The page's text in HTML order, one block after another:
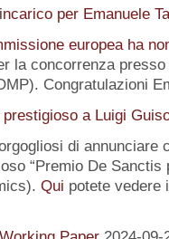
per Emanuele
europea ha
la concorrenza
Congratulazioni
prestigioso a Luigi
di annunciare
“Premio De
Qui potete vedere